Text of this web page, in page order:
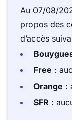
Au 07/08/
propos des
d’accès
Free :
Orange :
SFR :